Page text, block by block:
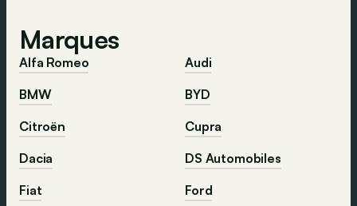
Marques
Alfa Romeo
Audi
BMW
BYD
Citroën
Cupra
Dacia
DS Automobiles
Fiat
Ford